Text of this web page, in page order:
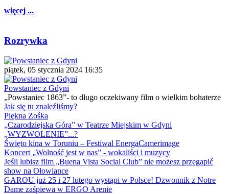
więcej ...
Rozrywka
piątek, 05 stycznia 2024 16:35
Powstaniec z Gdyni
„Powstaniec 1863”- to długo oczekiwany film o wielkim bohaterze
Jak się tu znaleźliśmy?
Piękna Zośka
„Czarodziejska Góra” w Teatrze Miejskim w Gdyni
„WYZWOLENIE”...?
Święto kina w Toruniu – Festiwal EnergaCamerimage
Koncert „Wolność jest w nas” - wokaliści i muzycy
Jeśli lubisz film „Buena Vista Social Club” nie możesz przegapić
show na Ołowiance
GAROU już 25 i 27 lutego wystąpi w Polsce! Dzwonnik z Notre
Dame zaśpiewa w ERGO Arenie